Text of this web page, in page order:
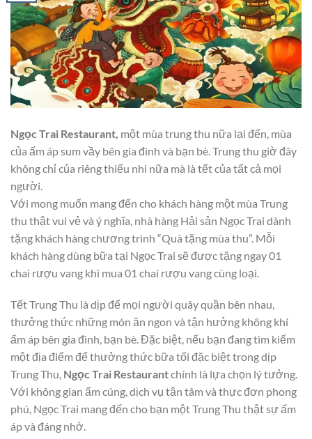
Ngọc Trai Restaurant, một mùa trung thu nữa lại đến, mùa
của ấm áp sum vầy bên gia đình và bạn bè. Trung thu giờ đây
không chỉ của riêng thiếu nhi nữa mà là tết của tất cả mọi
người.
Với mong muốn mang đến cho khách hàng một mùa Trung
thu thật vui vẻ và ý nghĩa, nhà hàng Hải sản Ngọc Trai dành
tặng khách hàng chương trình “Quà tặng mùa thu”. Mỗi
khách hàng dùng bữa tại Ngọc Trai sẽ được tặng ngay 01
chai rượu vang khi mua 01 chai rượu vang cùng loại.
Tết Trung Thu là dịp để mọi người quây quần bên nhau,
thưởng thức những món ăn ngon và tận hưởng không khí
ấm áp bên gia đình, bạn bè. Đặc biệt, nếu bạn đang tìm kiếm
một địa điểm để thưởng thức bữa tối đặc biệt trong dịp
Trung Thu, Ngọc Trai Restaurantchính là lựa chọn lý tưởng.
Với không gian ấm cúng, dịch vụ tận tâm và thực đơn phong
phú, Ngọc Trai mang đến cho bạn một Trung Thu thật sự ấm
áp và đáng nhớ.